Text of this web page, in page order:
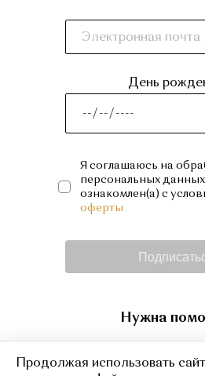
День
Я соглашаюсь на
персональных
ознакомлен(а) с
оферты
Нужна
Продолжая использовать